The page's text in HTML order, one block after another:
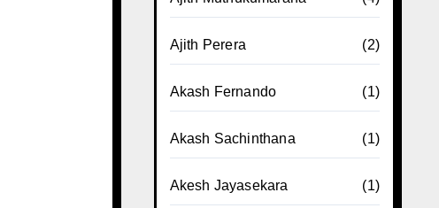
Ajith Perera (2)
Akash Fernando (1)
Akash Sachinthana (1)
Akesh Jayasekara (1)